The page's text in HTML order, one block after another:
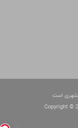
است
Copyright ©